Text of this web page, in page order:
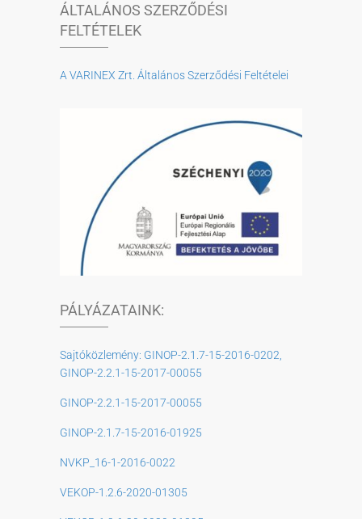
ÁLTALÁNOS SZERZŐDÉSI
FELTÉTELEK
A VARINEX Zrt. Általános Szerződési Feltételei
PÁLYÁZATAINK:
Sajtóközlemény: GINOP-2.1.7-15-2016-0202,
GINOP-2.2.1-15-2017-00055
GINOP-2.2.1-15-2017-00055
GINOP-2.1.7-15-2016-01925
NVKP_16-1-2016-0022
VEKOP-1.2.6-2020-01305